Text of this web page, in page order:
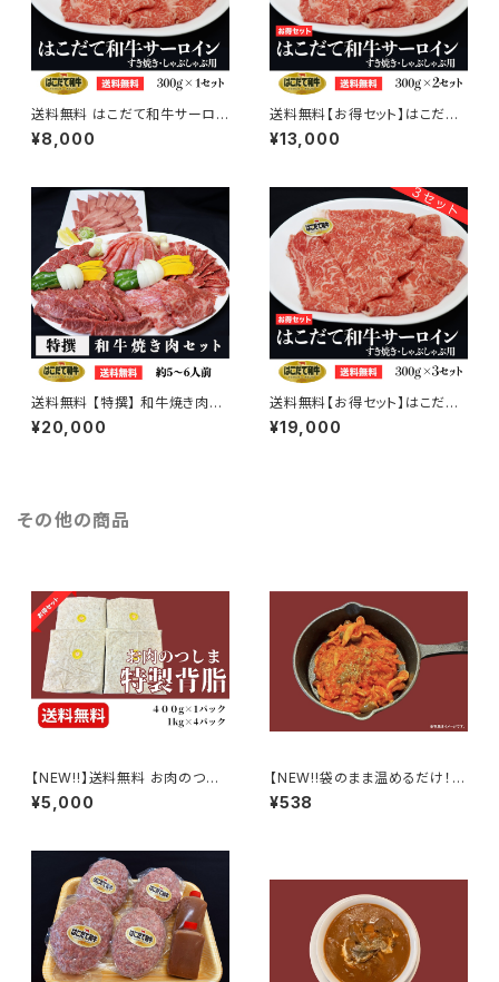
送料無料 はこだて和牛サーロイ
ン すき焼き・しゃぶしゃぶ用 30
0g × 1セット
¥8,000
送料無料【お得セット】はこだて
和牛サーロイン すき焼き・しゃぶ
しゃぶ用 300g × 2セット
¥13,000
送料無料 【特撰】 和牛焼き肉セ
ット (約5〜6人前)
¥20,000
送料無料【お得セット】はこだて
和牛サーロイン すき焼き・しゃぶ
しゃぶ用 300g × 3セット
¥19,000
その他の商品
【NEW!!】送料無料 お肉のつし
ま特製 背油 お得パック
¥5,000
【NEW!!袋のまま温めるだけ！】
煮込みハンバーグ（レンジでポ
ンシリーズ）
¥538